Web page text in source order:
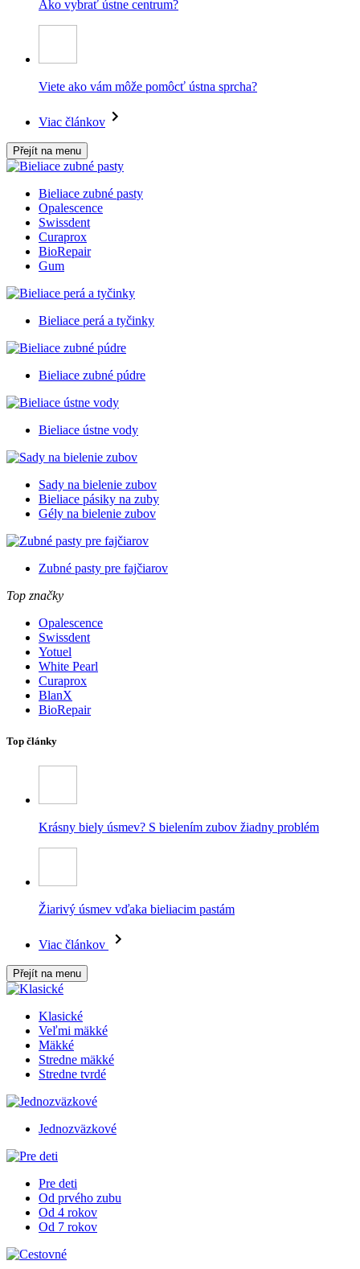
Ako vybrať ústne centrum?
Viete ako vám môže pomôcť ústna sprcha?
Viac článkov
Přejít na menu
Bieliace zubné pasty
Opalescence
Swissdent
Curaprox
BioRepair
Gum
Bieliace perá a tyčinky
Bieliace zubné púdre
Bieliace ústne vody
Sady na bielenie zubov
Bieliace pásiky na zuby
Gély na bielenie zubov
Zubné pasty pre fajčiarov
Top značky
Opalescence
Swissdent
Yotuel
White Pearl
Curaprox
BlanX
BioRepair
Top články
Krásny biely úsmev? S bielením zubov žiadny problém
Žiarivý úsmev vďaka bieliacim pastám
Viac článkov
Přejít na menu
Klasické
Veľmi mäkké
Mäkké
Stredne mäkké
Stredne tvrdé
Jednozväzkové
Pre deti
Od prvého zubu
Od 4 rokov
Od 7 rokov